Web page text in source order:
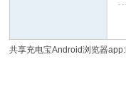
共享充电宝Android浏览器app: